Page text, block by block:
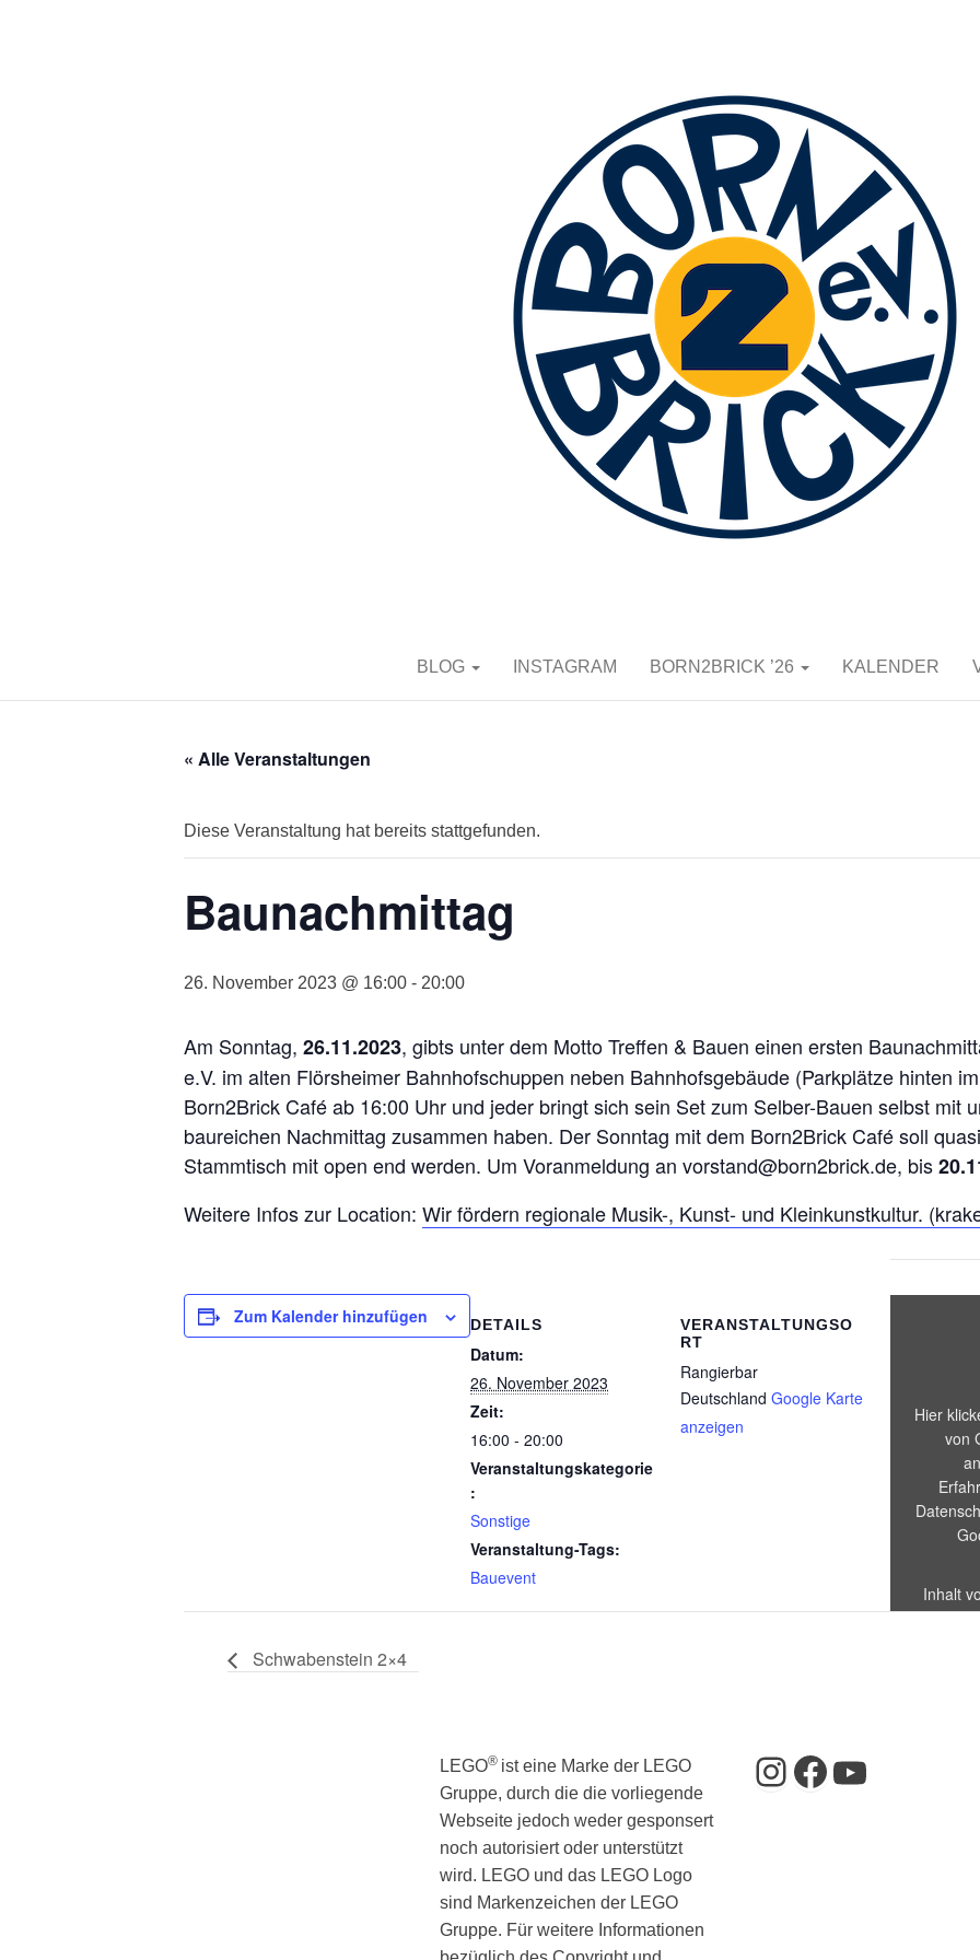
BLOG INSTAGRAM BORN2BRICK ’26 KALENDER
« Alle Veranstaltungen
Diese Veranstaltung hat bereits stattgefunden.
Baunachmittag
26. November 2023 @ 16:00 - 20:00
Am Sonntag, 26.11.2023, gibts unter dem Motto Treffen & Bauen einen ersten
e.V. im alten Flörsheimer Bahnhofschuppen neben Bahnhofsgebäude (Parkplätze hinten
Born2Brick Café ab 16:00 Uhr und jeder bringt sich sein Set zum Selber-Bauen selbst mit
baureichen Nachmittag zusammen haben. Der Sonntag mit dem Born2Brick Café soll
Stammtisch mit open end werden. Um Voranmeldung an vorstand@born2brick.de, bis
Weitere Infos zur Location: Wir fördern regionale Musik-, Kunst- und Kleinkunstkultur.
Zum Kalender hinzufügen DETAILS
Datum:
26. November 2023
Zeit:
16:00 - 20:00
Veranstaltungskategorie
:
Sonstige
Veranstaltung-Tags:
Bauevent
VERANSTALTUNGSO
RT
Rangierbar
Deutschland Google Karte
anzeigen
Hier
von
Inhalt
die
Schwabenstein 2×4
LEGO® ist eine Marke der LEGO
Gruppe, durch die die vorliegende
Webseite jedoch weder gesponsert
noch autorisiert oder unterstützt
wird. LEGO und das LEGO Logo
sind Markenzeichen der LEGO
Gruppe. Für weitere Informationen
Instagram
Facebook
YouTube